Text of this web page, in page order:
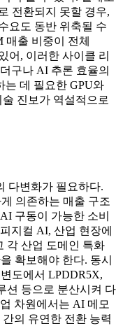
전환되지 못할 경우,
요도 동반 위축될 수
매출 비중이 전체
어, 이러한 사이클 리
구나 AI 추론 효율의
는 데 필요한 GPU와
진보가 역설적으로
다변화가 필요하다.
의존하는 매출 구조
구동이 가능한 소비
지컬 AI, 산업 현장에
각 산업 도메인 특화
확보해야 한다. 동시
도에서 LPDDR5X,
션 등으로 분산시켜 다
차원에서는 AI 메모
의 유연한 전환 능력